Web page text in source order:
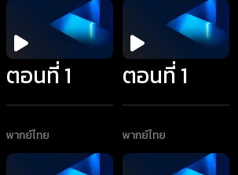
ตอนที่ 1
พากย์ไทย
ตอนที่ 1
พากย์ไทย